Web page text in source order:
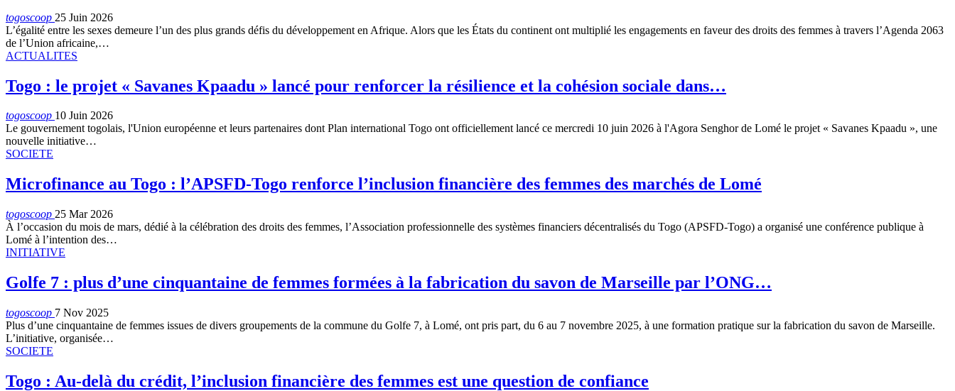
togoscoop 25 Juin 2026
L’égalité entre les sexes demeure l’un des plus grands défis du développement en Afrique. Alors que les États du continent ont multiplié les engagements en faveur des droits des femmes à travers l’Agenda 2063
de l’Union africaine,…
ACTUALITES
Togo : le projet « Savanes Kpaadu » lancé pour renforcer la résilience et la cohésion sociale dans…
togoscoop 10 Juin 2026
Le gouvernement togolais, l'Union européenne et leurs partenaires dont Plan international Togo ont officiellement lancé ce mercredi 10 juin 2026 à l'Agora Senghor de Lomé le projet « Savanes Kpaadu », une
nouvelle initiative…
SOCIETE
Microfinance au Togo : l’APSFD-Togo renforce l’inclusion financière des femmes des marchés de Lomé
togoscoop 25 Mar 2026
À l’occasion du mois de mars, dédié à la célébration des droits des femmes, l’Association professionnelle des systèmes financiers décentralisés du Togo (APSFD-Togo) a organisé une conférence publique à
Lomé à l’intention des…
INITIATIVE
Golfe 7 : plus d’une cinquantaine de femmes formées à la fabrication du savon de Marseille par l’ONG…
togoscoop 7 Nov 2025
Plus d’une cinquantaine de femmes issues de divers groupements de la commune du Golfe 7, à Lomé, ont pris part, du 6 au 7 novembre 2025, à une formation pratique sur la fabrication du savon de Marseille.
L’initiative, organisée…
SOCIETE
Togo : Au-delà du crédit, l’inclusion financière des femmes est une question de confiance